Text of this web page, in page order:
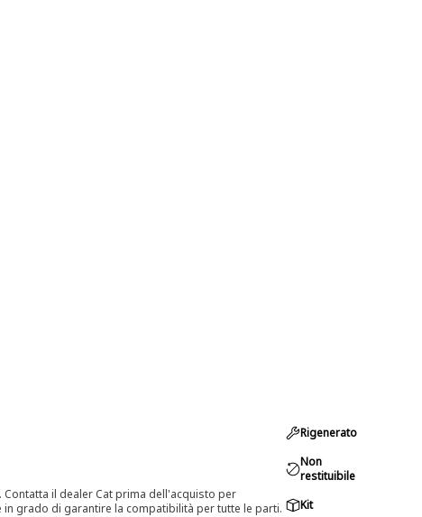
il dealer Cat prima dell'acquisto per
grado di garantire la compatibilità per tutte le parti.
Rigenerato
Non
restituibile
Kit